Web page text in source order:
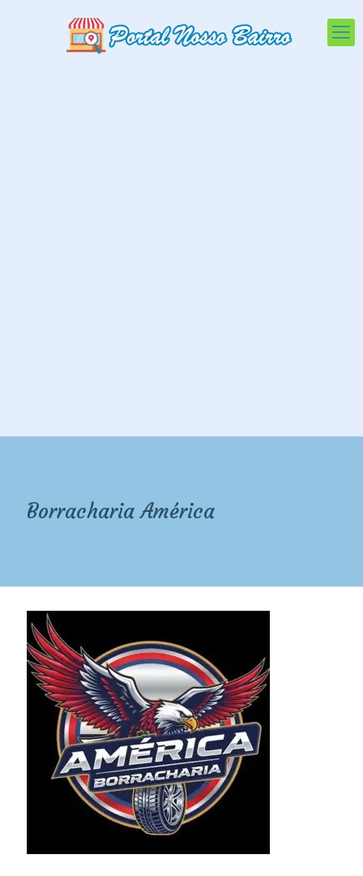
Borracharia América